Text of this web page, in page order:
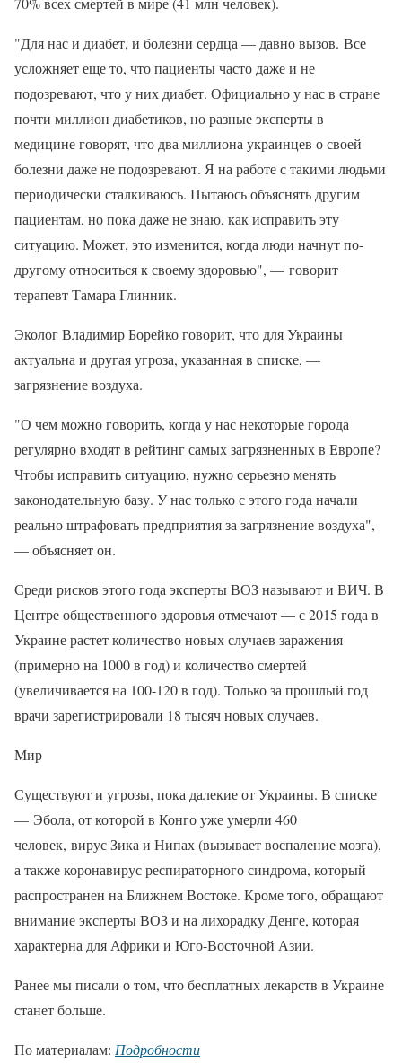
"Для нас и диабет, и болезни сердца — давно вызов. Все
усложняет еще то, что пациенты часто даже и не
подозревают, что у них диабет. Официально у нас в стране
почти миллион диабетиков, но разные эксперты в
медицине говорят, что два миллиона украинцев о своей
болезни даже не подозревают. Я на работе с такими людьми
периодически сталкиваюсь. Пытаюсь объяснять другим
пациентам, но пока даже не знаю, как исправить эту
ситуацию. Может, это изменится, когда люди начнут по-
другому относиться к своему здоровью", — говорит
терапевт Тамара Глинник.
Эколог Владимир Борейко говорит, что для Украины
актуальна и другая угроза, указанная в списке, —
загрязнение воздуха.
"О чем можно говорить, когда у нас некоторые города
регулярно входят в рейтинг самых загрязненных в Европе?
Чтобы исправить ситуацию, нужно серьезно менять
законодательную базу. У нас только с этого года начали
реально штрафовать предприятия за загрязнение воздуха",
— объясняет он.
Среди рисков этого года эксперты ВОЗ называют и ВИЧ. В
Центре общественного здоровья отмечают — с 2015 года в
Украине растет количество новых случаев заражения
(примерно на 1000 в год) и количество смертей
(увеличивается на 100-120 в год). Только за прошлый год
врачи зарегистрировали 18 тысяч новых случаев.
Мир
Существуют и угрозы, пока далекие от Украины. В списке
— Эбола, от которой в Конго уже умерли 460
человек, вирус Зика и Нипах (вызывает воспаление мозга),
а также коронавирус респираторного синдрома, который
распространен на Ближнем Востоке. Кроме того, обращают
внимание эксперты ВОЗ и на лихорадку Денге, которая
характерна для Африки и Юго-Восточной Азии.
Ранее мы писали о том, что бесплатных лекарств в Украине
станет больше.
По материалам: Подробности